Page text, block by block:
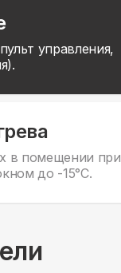
управления,
в помещении при
до -15°С.